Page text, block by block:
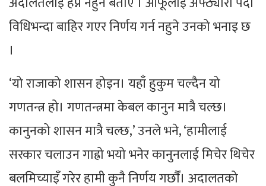
विधिभन्दा बाहिर गएर निर्णय गर्न नहुने उनको भनाइ छ
।
‘यो राजाको शासन होइन। यहाँ हुकुम चल्दैन यो
गणतन्त्र हो। गणतन्त्रमा केबल कानुन मात्रै चल्छ।
कानुनको शासन मात्रै चल्छ,’ उनले भने, ‘हामीलाई
सरकार चलाउन गाह्रो भयो भनेर कानुनलाई मिचेर थिचेर
बलमिच्याइँ गरेर हामी कुनै निर्णय गर्छाैं। अदालतको